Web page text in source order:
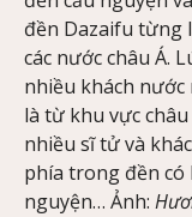
đền Dazaifu từng
các nước châu Á.
nhiều khách nước
là từ khu vực
nhiều sĩ tử và
phía trong đền có
nguyện… Ảnh: